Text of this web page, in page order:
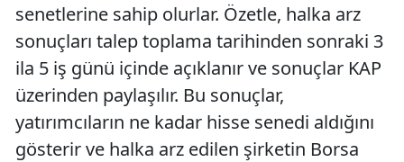
senetlerine sahip olurlar. Özetle, halka arz
sonuçları talep toplama tarihinden sonraki 3
ila 5 iş günü içinde açıklanır ve sonuçlar KAP
üzerinden paylaşılır. Bu sonuçlar,
yatırımcıların ne kadar hisse senedi aldığını
gösterir ve halka arz edilen şirketin Borsa